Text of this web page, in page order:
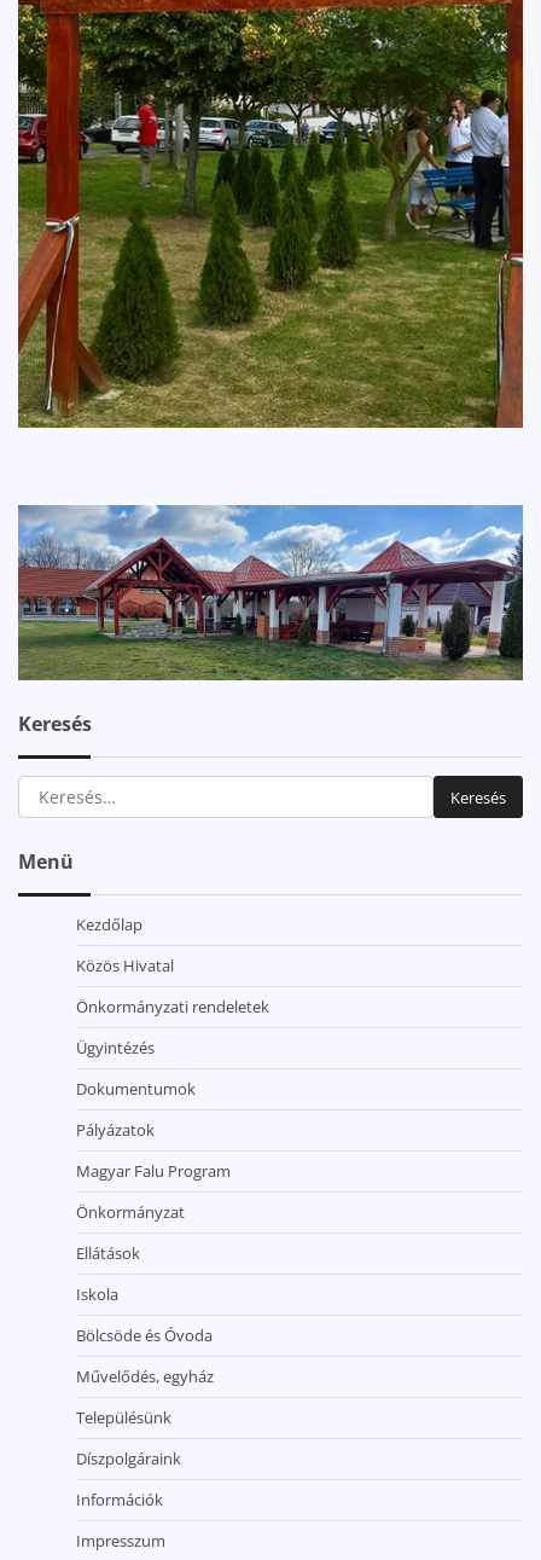
Keresés
Keresés:
Menü
Kezdőlap
Közös Hivatal
Önkormányzati rendeletek
Ügyintézés
Dokumentumok
Pályázatok
Magyar Falu Program
Önkormányzat
Ellátások
Iskola
Bölcsöde és Óvoda
Művelődés, egyház
Településünk
Díszpolgáraink
Információk
Impresszum